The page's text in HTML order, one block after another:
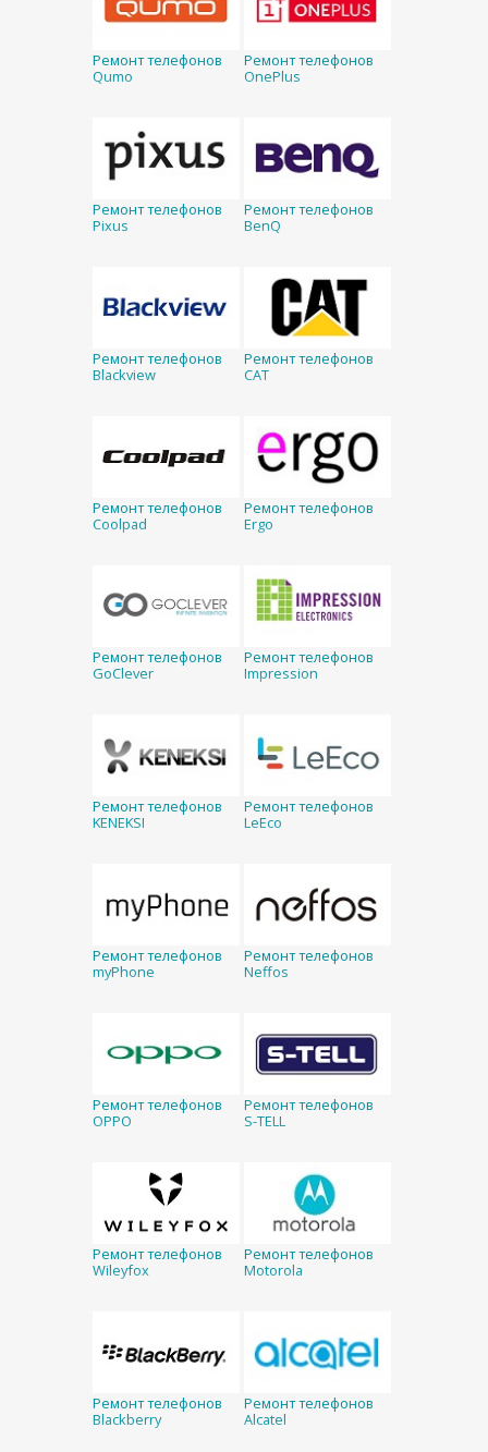
Ремонт телефонов
Qumo
Ремонт телефонов
OnePlus
Ремонт телефонов
Pixus
Ремонт телефонов
BenQ
Ремонт телефонов
Blackview
Ремонт телефонов
CAT
Ремонт телефонов
Coolpad
Ремонт телефонов
Ergo
Ремонт телефонов
GoClever
Ремонт телефонов
Impression
Ремонт телефонов
KENEKSI
Ремонт телефонов
LeEco
Ремонт телефонов
myPhone
Ремонт телефонов
Neffos
Ремонт телефонов
OPPO
Ремонт телефонов
S-TELL
Ремонт телефонов
Wileyfox
Ремонт телефонов
Motorola
Ремонт телефонов
Blackberry
Ремонт телефонов
Alcatel